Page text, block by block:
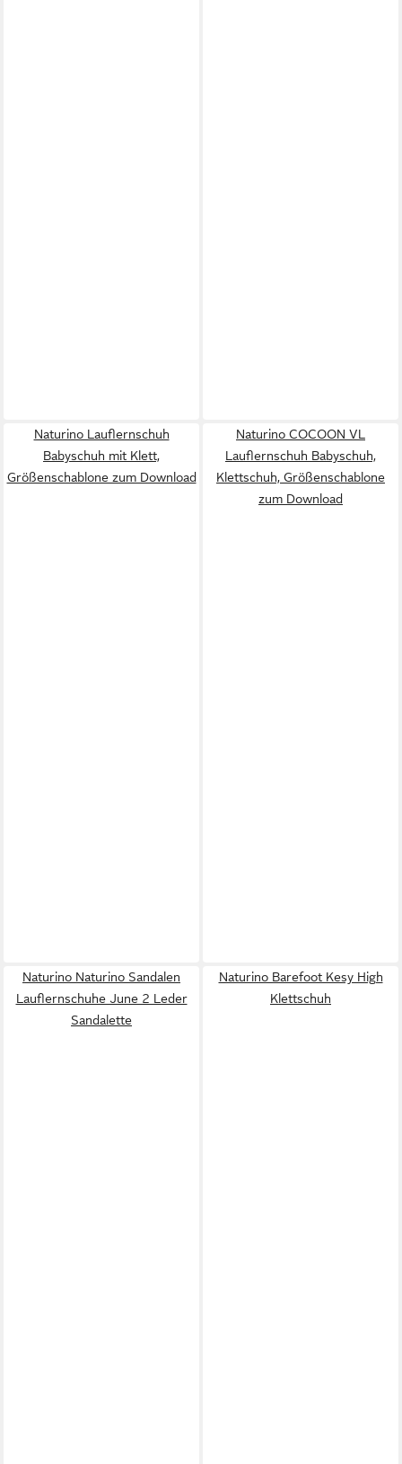
Naturino Lauflernschuh
Babyschuh mit Klett,
Größenschablone zum Download
Naturino COCOON VL
Lauflernschuh Babyschuh,
Klettschuh, Größenschablone
zum Download
Naturino Naturino Sandalen
Lauflernschuhe June 2 Leder
Sandalette
Naturino Barefoot Kesy High
Klettschuh